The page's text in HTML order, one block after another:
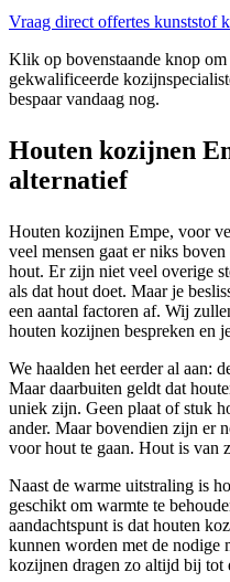
Vraag direct offertes kunststof
Klik op bovenstaande knop om
gekwalificeerde
bespaar vandaag nog.
Houten kozijnen
alternatief
Houten kozijnen Empe, voor
veel mensen gaat er niks
hout. Er zijn niet veel overige
als dat hout doet. Maar je
een aantal factoren af. Wij
houten kozijnen bespreken en
We haalden het eerder al aan:
Maar daarbuiten geldt dat
uniek zijn. Geen plaat of stuk
ander. Maar bovendien zijn er
voor hout te gaan. Hout is van
Naast de warme uitstraling is
geschikt om warmte te
aandachtspunt is dat houten
kunnen worden met de nodige
kozijnen dragen zo altijd bij tot